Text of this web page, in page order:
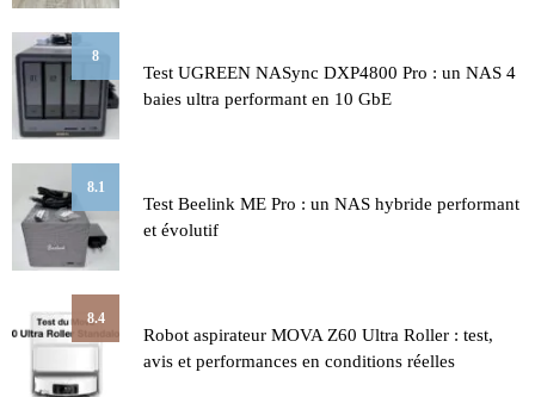
8
Test UGREEN NASync DXP4800 Pro : un NAS 4
baies ultra performant en 10 GbE
8.1
Test Beelink ME Pro : un NAS hybride performant
et évolutif
8.4
Robot aspirateur MOVA Z60 Ultra Roller : test,
avis et performances en conditions réelles